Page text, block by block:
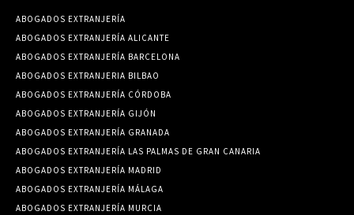
ABOGADOS EXTRANJERÍA
ABOGADOS EXTRANJERÍA ALICANTE
ABOGADOS EXTRANJERÍA BARCELONA
ABOGADOS EXTRANJERIA BILBAO
ABOGADOS EXTRANJERÍA CÓRDOBA
ABOGADOS EXTRANJERÍA GIJÓN
ABOGADOS EXTRANJERÍA GRANADA
ABOGADOS EXTRANJERÍA LAS PALMAS DE GRAN CANARIA
ABOGADOS EXTRANJERÍA MADRID
ABOGADOS EXTRANJERÍA MÁLAGA
ABOGADOS EXTRANJERÍA MURCIA